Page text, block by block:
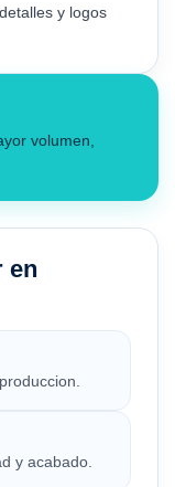
y logos
volumen,
en
y acabado.